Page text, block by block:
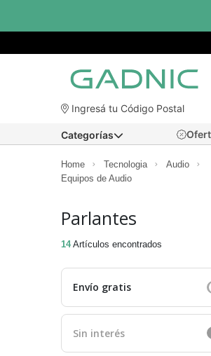
Ingresá tu Código Postal
Categorías
Home Tecnologia
Audio
Equipos de Audio
Parlantes
14Artículos encontrados
Envío gratis
Sin interés